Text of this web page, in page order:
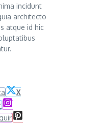
incidunt
architecto
atque id hic
X